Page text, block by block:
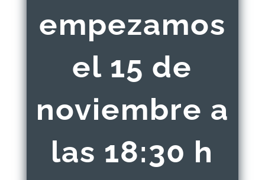
empezamos
el 15 de
noviembre a
las 18:30 h